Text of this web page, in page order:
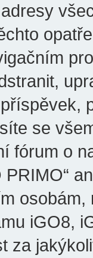
se
fórum o
iGO8,
za